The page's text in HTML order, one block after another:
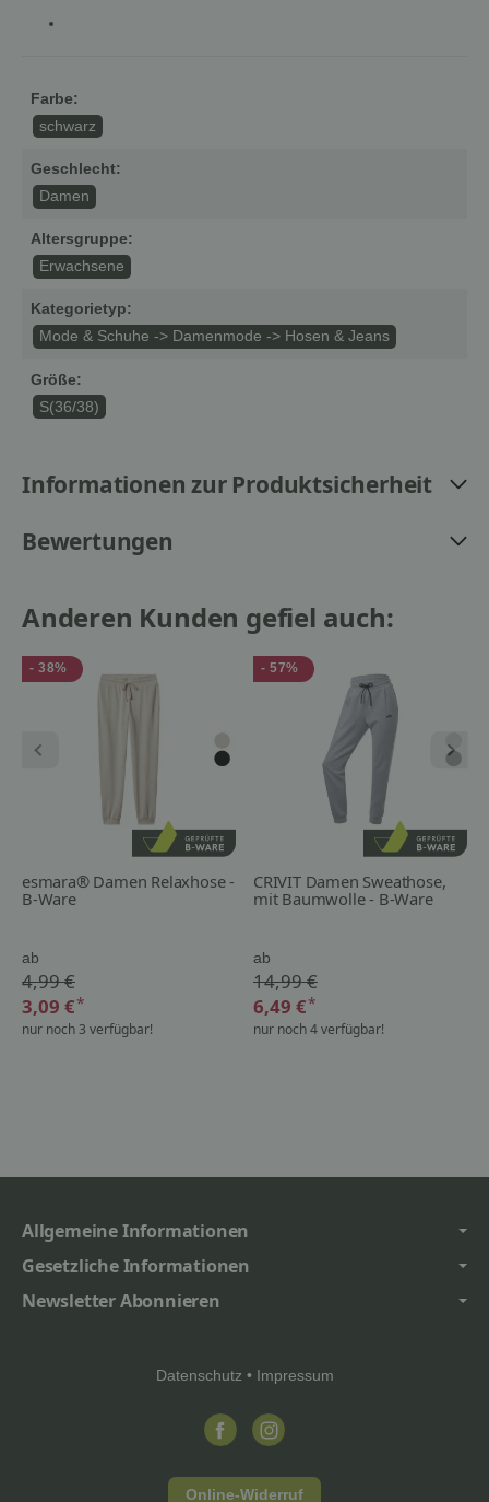
Farbe:
schwarz
Geschlecht:
Damen
Altersgruppe:
Erwachsene
Kategorietyp:
Mode & Schuhe -> Damenmode -> Hosen & Jeans
Größe:
S(36/38)
Informationen zur Produktsicherheit
Bewertungen
Anderen Kunden gefiel auch:
- 38%
esmara® Damen Relaxhose -
B-Ware
ab
4,99 €
3,09 €*
nur noch 3 verfügbar!
- 57%
CRIVIT Damen Sweathose,
mit Baumwolle - B-Ware
ab
14,99 €
6,49 €*
nur noch 4 verfügbar!
Allgemeine Informationen
Gesetzliche Informationen
Newsletter Abonnieren
Datenschutz • Impressum
Online-Widerruf